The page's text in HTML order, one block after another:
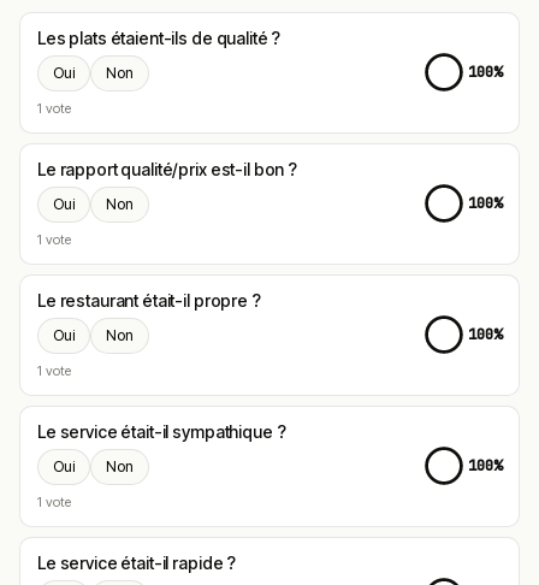
Les plats étaient-ils de qualité ?
Oui Non
1 vote
100%
Le rapport qualité/prix est-il bon ?
Oui Non
1 vote
100%
Le restaurant était-il propre ?
Oui Non
1 vote
100%
Le service était-il sympathique ?
Oui Non
1 vote
100%
Le service était-il rapide ?